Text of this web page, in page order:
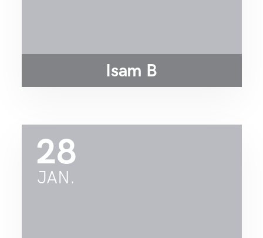
Isam B
28
JAN.